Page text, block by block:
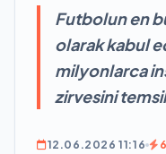
Futbolun en
olarak kabul
milyonlarca
zirvesini
12.06.2026 11:16